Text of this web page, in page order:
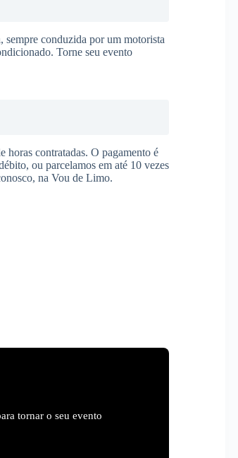
sempre conduzida por um motorista
Torne seu evento
horas contratadas. O pagamento é
ou parcelamos em até 10 vezes
na Vou de Limo.
tornar o seu evento